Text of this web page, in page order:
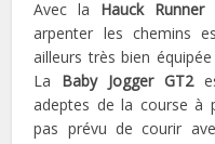
Avec la Hauck Runner
arpenter les chemins
ailleurs très bien
La Baby Jogger GT2
adeptes de la course à
pas prévu de courir